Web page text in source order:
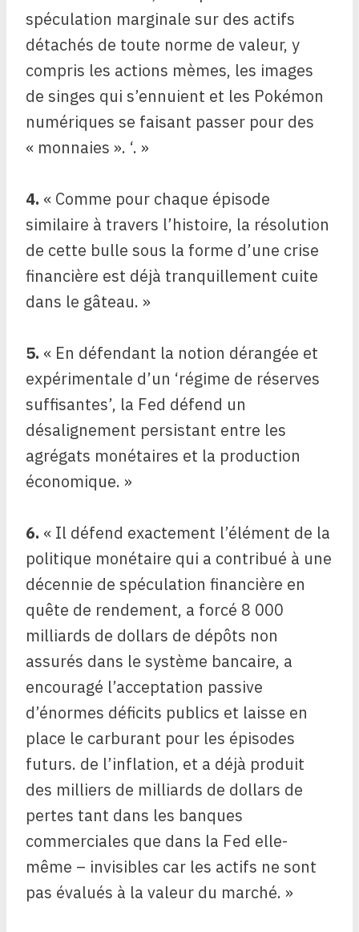
spéculation marginale sur des actifs
détachés de toute norme de valeur, y
compris les actions mèmes, les images
de singes qui s’ennuient et les Pokémon
numériques se faisant passer pour des
« monnaies ». ‘. »
4. « Comme pour chaque épisode
similaire à travers l’histoire, la résolution
de cette bulle sous la forme d’une crise
financière est déjà tranquillement cuite
dans le gâteau. »
5. « En défendant la notion dérangée et
expérimentale d’un ‘régime de réserves
suffisantes’, la Fed défend un
désalignement persistant entre les
agrégats monétaires et la production
économique. »
6. « Il défend exactement l’élément de la
politique monétaire qui a contribué à une
décennie de spéculation financière en
quête de rendement, a forcé 8 000
milliards de dollars de dépôts non
assurés dans le système bancaire, a
encouragé l’acceptation passive
d’énormes déficits publics et laisse en
place le carburant pour les épisodes
futurs. de l’inflation, et a déjà produit
des milliers de milliards de dollars de
pertes tant dans les banques
commerciales que dans la Fed elle-
même – invisibles car les actifs ne sont
pas évalués à la valeur du marché. »